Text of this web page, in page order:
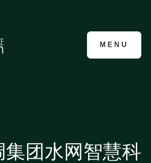
CMMI认证咨询
MENU
团水网智慧科